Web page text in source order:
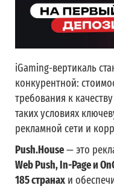
iGaming-вертикаль
конкурентной:
требования к
таких условиях
рекламной сети и
Push.House— это
Web Push, In-Page и
185 странах и